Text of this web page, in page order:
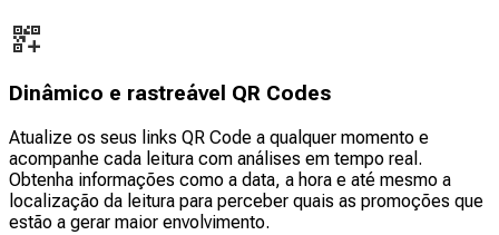
Dinâmico e rastreável QR Codes
Atualize os seus links QR Code a qualquer momento e
acompanhe cada leitura com análises em tempo real.
Obtenha informações como a data, a hora e até mesmo a
localização da leitura para perceber quais as promoções que
estão a gerar maior envolvimento.